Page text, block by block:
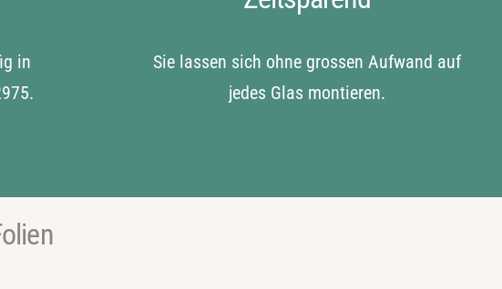
in
Sie lassen sich ohne grossen Aufwand auf
jedes Glas montieren.